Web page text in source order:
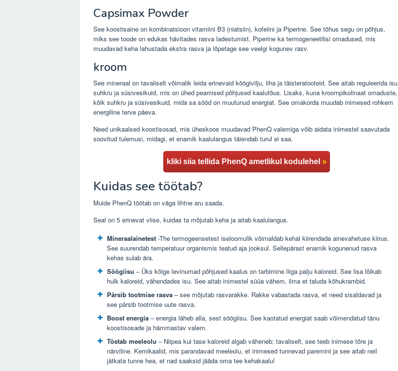
Capsimax Powder
See koostisaine on kombinatsioon vitamiini B3 (niatsiin), kofeiini ja Piperine. See tõhus segu on põhjus,
miks see toode on edukas hävitades rasva ladestumist. Piperine ka termogeneetilisi omadused, mis
muudavad keha lahustada ekstra rasva ja lõpetage see veelgi kogunev rasv.
kroom
See mineraal on tavaliselt võimalik leida erinevaid köögivilju, liha ja täisteratooteid. See aitab reguleerida isu
suhkru ja süsivesikuid, mis on ühed peamised põhjused kaalutõus. Lisaks, kuna kroompikolinaat omaduste,
kõik suhkru ja süsivesikuid, mida sa sööd on muutunud energiat. See omakorda muudab inimesed rohkem
energiline terve päeva.
Need unikaalsed koostisosad, mis üheskoos muudavad PhenQ valemiga võib aidata inimestel saavutada
soovitud tulemusi, midagi, et enamik kaalulangus täiendab turul ei saa.
kliki siia tellida PhenQ ametlikul kodulehel »
Kuidas see töötab?
Muide PhenQ töötab on väga lihtne aru saada.
Seal on 5 erinevat viise, kuidas ta mõjutab keha ja aitab kaalulangus.
Mineraalainetest -The termogeensetest iseloomulik võimaldab kehal kiirendada ainevahetuse kiirus.
See suurendab temperatuur organismis teatud aja jooksul. Sellepärast enamik kogunenud rasva
kehas sulab ära.
Söögiisu – Üks kõige levinumad põhjused kaalus on tarbimine liiga palju kaloreid. See lisa lõikab
hulk kaloreid, vähendades isu. See aitab inimestel süüa vähem, ilma et taluda kõhukrambid.
Pärsib tootmise rasva – see mõjutab rasvarakke. Rakke vabastada rasva, et need sisaldavad ja
see pärsib tootmise uute rasva.
Boost energia – energia läheb alla, sest söögiisu. See kaotatud energiat saab võimendatud tänu
koostisosade ja hämmastav valem.
Tõstab meeleolu – Niipea kui tase kaloreid algab väheneb; tavaliselt, see teeb inimese tõre ja
närviline. Kemikaalid, mis parandavad meeleolu, et inimesed tunnevad paremini ja see aitab neil
jätkata tunne hea, et nad saaksid jääda oma tee kehakaalu!